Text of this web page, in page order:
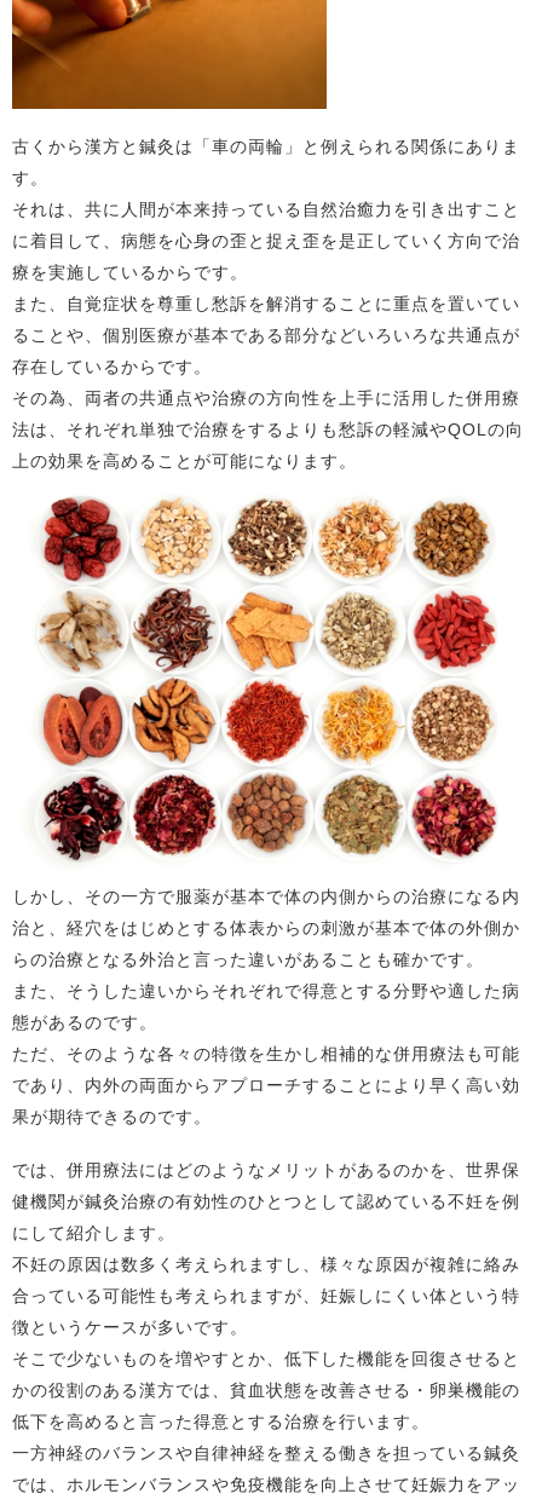
古くから漢方と鍼灸は「車の両輪」と例えられる関係にありま
す。
それは、共に人間が本来持っている自然治癒力を引き出すこと
に着目して、病態を心身の歪と捉え歪を是正していく方向で治
療を実施しているからです。
また、自覚症状を尊重し愁訴を解消することに重点を置いてい
ることや、個別医療が基本である部分などいろいろな共通点が
存在しているからです。
その為、両者の共通点や治療の方向性を上手に活用した併用療
法は、それぞれ単独で治療をするよりも愁訴の軽減やQOLの向
上の効果を高めることが可能になります。
しかし、その一方で服薬が基本で体の内側からの治療になる内
治と、経穴をはじめとする体表からの刺激が基本で体の外側か
らの治療となる外治と言った違いがあることも確かです。
また、そうした違いからそれぞれで得意とする分野や適した病
態があるのです。
ただ、そのような各々の特徴を生かし相補的な併用療法も可能
であり、内外の両面からアプローチすることにより早く高い効
果が期待できるのです。
では、併用療法にはどのようなメリットがあるのかを、世界保
健機関が鍼灸治療の有効性のひとつとして認めている不妊を例
にして紹介します。
不妊の原因は数多く考えられますし、様々な原因が複雑に絡み
合っている可能性も考えられますが、妊娠しにくい体という特
徴というケースが多いです。
そこで少ないものを増やすとか、低下した機能を回復させると
かの役割のある漢方では、貧血状態を改善させる・卵巣機能の
低下を高めると言った得意とする治療を行います。
一方神経のバランスや自律神経を整える働きを担っている鍼灸
では、ホルモンバランスや免疫機能を向上させて妊娠力をアッ